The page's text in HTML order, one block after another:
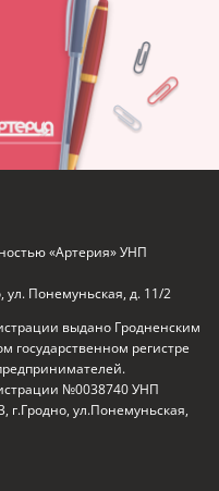
«Артерия» УНП
ул. Понемуньская, д. 11/2
выдано Гродненским
государственном регистре
№0038740 УНП
г.Гродно, ул.Понемуньская,